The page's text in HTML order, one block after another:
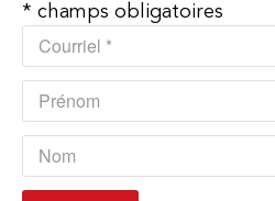
* champs obligatoires